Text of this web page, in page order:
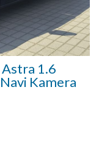
1.6
Kamera